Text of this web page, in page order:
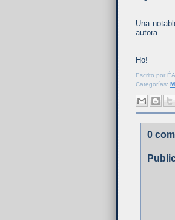
Una
autora.
Ho!
Escrito por ÉA
Categorías:
0